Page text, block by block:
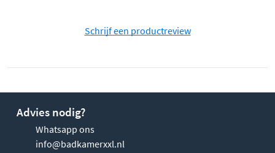
Schrijf een productreview
Advies nodig?
Whatsapp ons
info@badkamerxxl.nl